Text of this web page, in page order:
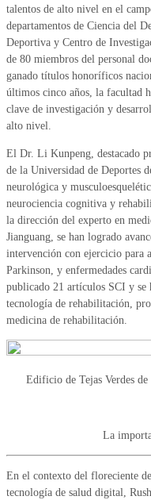
talentos de alto nivel en el
departamentos de Ciencia del
Deportiva y Centro de
de 80 miembros del personal
ganado títulos honoríficos
últimos cinco años, la facultad
clave de investigación y
alto nivel.
El Dr. Li Kunpeng, destacado
de la Universidad de Deportes
neurológica y
neurociencia cognitiva y
la dirección del experto en
Jianguang, se han logrado
intervención con ejercicio para
Parkinson, y enfermedades
publicado 21 artículos SCI y se
tecnología de rehabilitación,
medicina de rehabilitación.
Edificio de Tejas Verdes
La
En el contexto del floreciente
tecnología de salud digital,